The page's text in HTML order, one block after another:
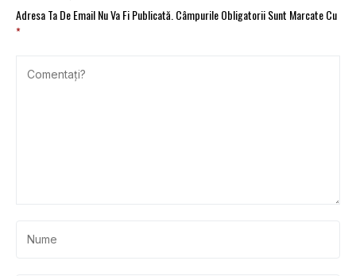
Adresa Ta De Email Nu Va Fi Publicată.Câmpurile Obligatorii Sunt Marcate Cu
*